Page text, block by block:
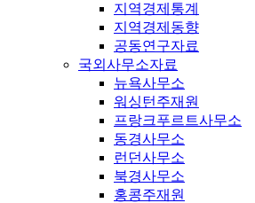
지역경제통계
지역경제동향
공동연구자료
국외사무소자료
뉴욕사무소
워싱턴주재원
프랑크푸르트사무소
동경사무소
런던사무소
북경사무소
홍콩주재원